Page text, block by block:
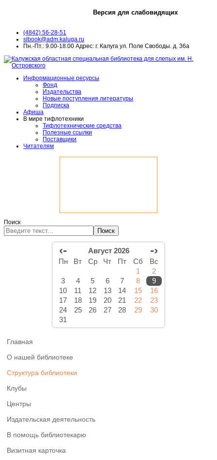
Версия для слабовидящих
(4842) 56-28-51
slbook@adm.kaluga.ru
Пн.-Пт.: 9.00-18.00 Адрес: г. Калуга ул. Поле Свободы. д. 36а
Информационные ресурсы
Фонд
Издательства
Новые поступления литературы
Подписка
Афиша
В мире тифлотехники
Тифлотехнические средства
Полезные ссылки
Поставщики
Читателям
Поиск
Поиск
‹- Август 2026 -›
Пн Вт Ср Чт Пт Сб
Вс
1
2
3
4 5 6 7 8
9
10
11 12 13 14 15
16
17
18 19 20 21 22
23
24
25 26 27 28 29
30
31
Главная
О нашей библиотеке
Структура библиотеки
Клубы
Центры
Издательская деятельность
В помощь библиотекарю
Визитная карточка